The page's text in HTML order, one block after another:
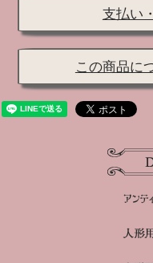
支払い
この商品に